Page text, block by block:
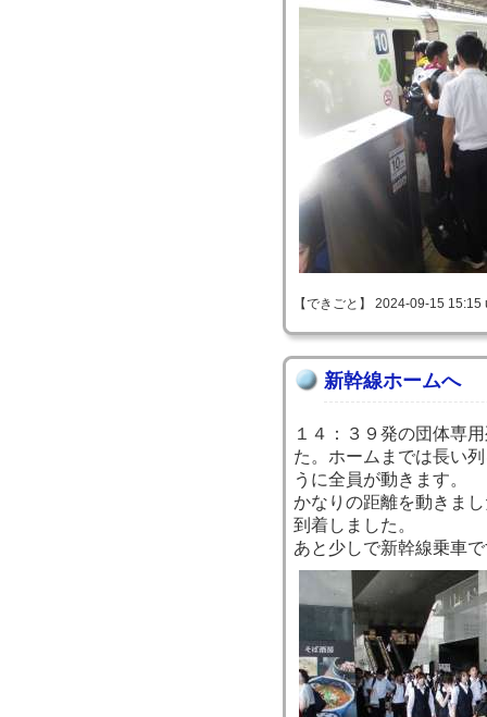
【できごと】 2024-09-15
新幹線ホームへ
１４：３９発の団体専
た。ホームまでは長い
うに全員が動きます。
かなりの距離を動きま
到着しました。
あと少しで新幹線乗車